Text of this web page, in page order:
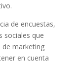
de encuestas,
sociales que
de marketing
en cuenta